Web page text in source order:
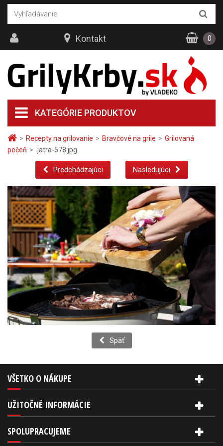
> Recepty na grilovanie > Bravčové na grile > Grilovaná
pečeň > jatra-578.jpg
Predchádzajúci Nasledujúci
Späť
KATEGÓRIE PRODUKTOV
Kontakt 0
VŠETKO O NÁKUPE
UŽITOČNÉ INFORMÁCIE
SPOLUPRACUJEME